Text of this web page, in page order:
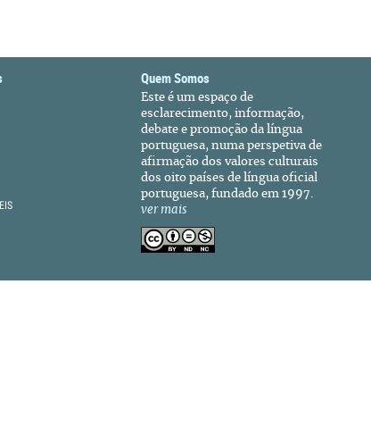
Quem Somos
Este é um espaço de
esclarecimento, informação,
debate e promoção da língua
portuguesa, numa perspetiva de
afirmação dos valores culturais
dos oito países de língua oficial
portuguesa, fundado em 1997.
ver mais